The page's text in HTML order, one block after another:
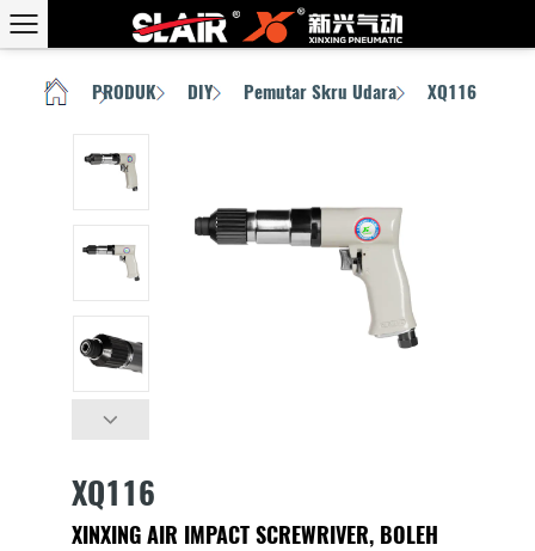
RUMAHPRODUK DIY Pemutar Skru Udara XQ116
XQ116
XINXING AIR IMPACT SCREWRIVER, BOLEH